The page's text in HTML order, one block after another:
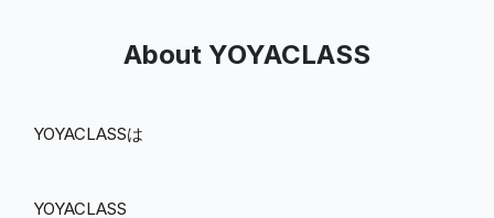
About YOYACLASS
YOYACLASSは
YOYACLASS